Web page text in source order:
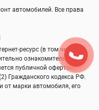
автомобилей. Все права
ресурс (в том числе
ознакомительный
публичной офертой,
Гражданского кодекса РФ.
от марки автомобиля, его